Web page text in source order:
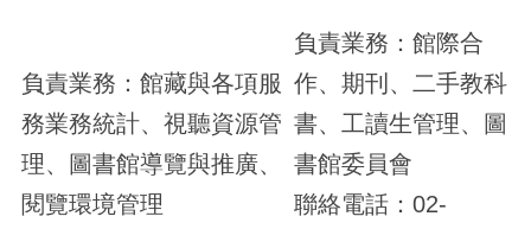
負責業務：館藏與各項服
務業務統計、視聽資源管
理、圖書館導覽與推廣、
閱覽環境管理
負責業務：館際合
作、期刊、二手教科
書、工讀生管理、圖
書館委員會
聯絡電話：02-